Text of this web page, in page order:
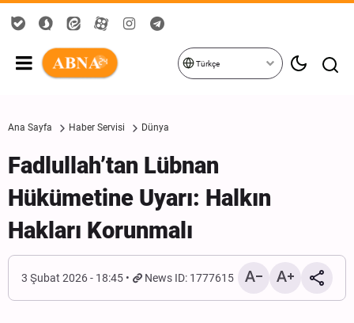
Türkçe
Ana Sayfa Haber Servisi Dünya
Fadlullah’tan Lübnan
Hükümetine Uyarı: Halkın
Hakları Korunmalı
3 Şubat 2026 - 18:45 News ID: 1777615